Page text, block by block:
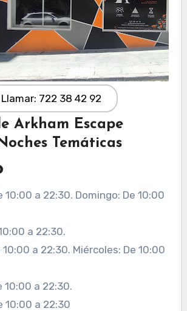
Llamar: 722 38 42 92
Arkham Escape
Temáticas
10:00 a 22:30. Domingo: De 10:00
a 22:30.
10:00 a 22:30. Miércoles: De 10:00
10:00 a 22:30.
10:00 a 22:30